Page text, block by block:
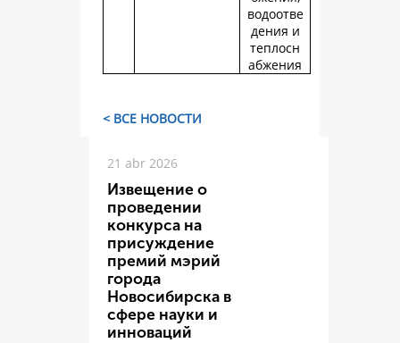
водоотве
дения и
теплосн
абжения
< ВСЕ НОВОСТИ
21 abr 2026
Извещение о
проведении
конкурса на
присуждение
премий мэрий
города
Новосибирска в
сфере науки и
инноваций